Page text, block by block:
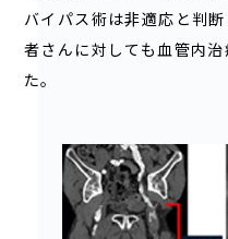
バイパス術は非適応と判
者さんに対しても血管内
た。